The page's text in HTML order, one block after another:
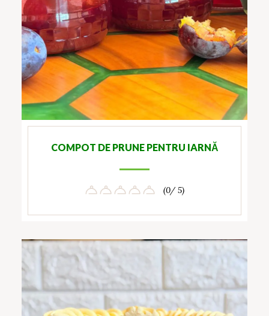
COMPOT DE PRUNE PENTRU IARNĂ
(0/ 5)